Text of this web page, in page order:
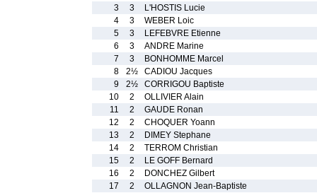
3
3
L'HOSTIS Lucie
4
3
WEBER Loic
5
3
LEFEBVRE Etienne
6
3
ANDRE Marine
7
3
BONHOMME Marcel
8
2½
CADIOU Jacques
9
2½
CORRIGOU Baptiste
10
2
OLLIVIER Alain
11
2
GAUDE Ronan
12
2
CHOQUER Yoann
13
2
DIMEY Stephane
14
2
TERROM Christian
15
2
LE GOFF Bernard
16
2
DONCHEZ Gilbert
17
2
OLLAGNON Jean-Baptiste